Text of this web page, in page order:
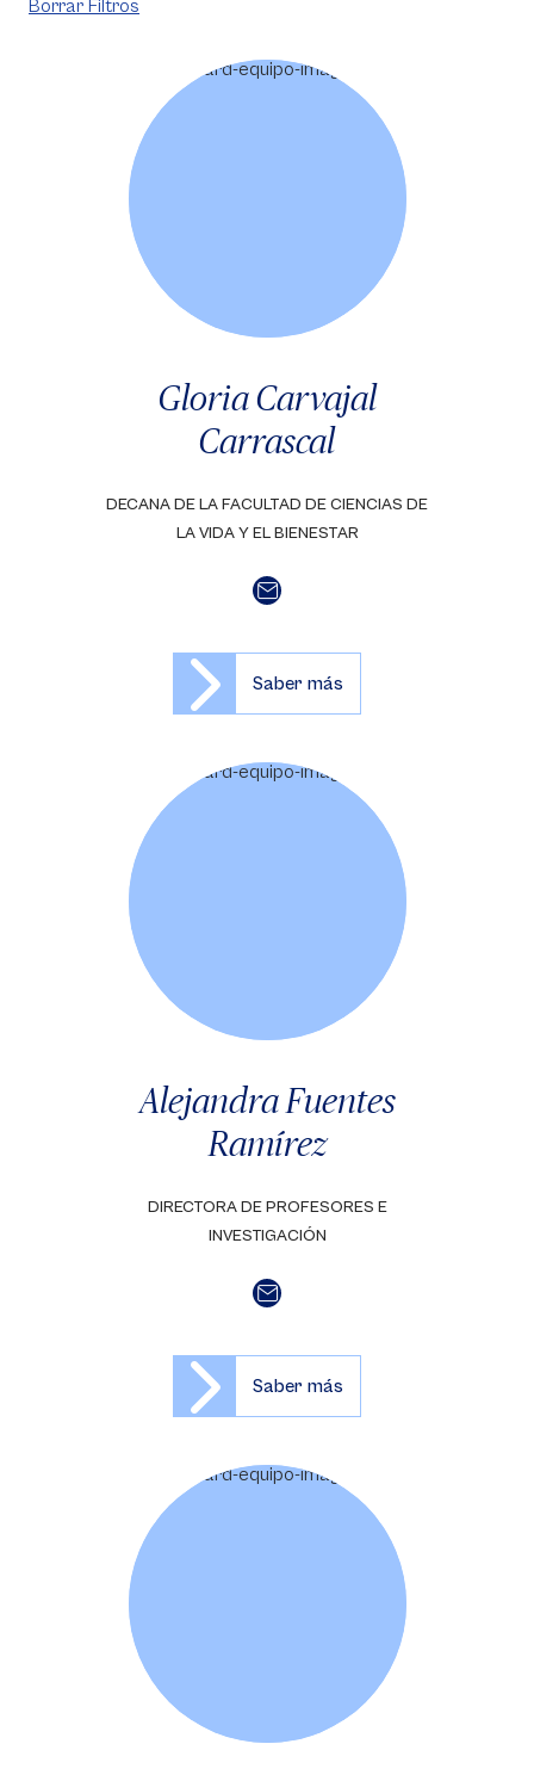
Borrar Filtros
Gloria Carvajal
Carrascal
DECANA DE LA FACULTAD DE CIENCIAS DE
LA VIDA Y EL BIENESTAR
Saber más
Alejandra Fuentes
Ramírez
DIRECTORA DE PROFESORES E
INVESTIGACIÓN
Saber más